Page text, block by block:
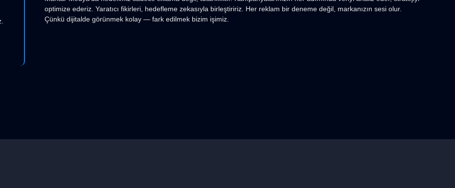
optimize ederiz. Yaratıcı fikirleri, hedefleme zekasıyla birleştiririz. Her reklam bir deneme değil, markanızın sesi olur.
Çünkü dijitalde görünmek kolay — fark edilmek bizim işimiz.